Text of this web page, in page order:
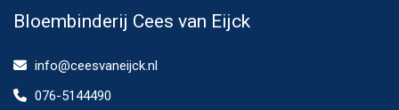
Bloembinderij Cees van Eijck
info@ceesvaneijck.nl
076-5144490